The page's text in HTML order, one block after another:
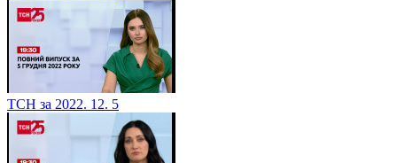
ТСН за 2022. 12. 5